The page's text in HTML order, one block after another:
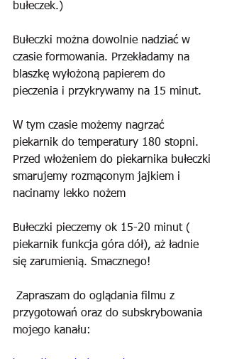
bułeczek.)
Bułeczki można dowolnie nadziać w
czasie formowania. Przekładamy na
blaszkę wyłożoną papierem do
pieczenia i przykrywamy na 15 minut.
W tym czasie możemy nagrzać
piekarnik do temperatury 180 stopni.
Przed włożeniem do piekarnika bułeczki
smarujemy rozmąconym jajkiem i
nacinamy lekko nożem
Bułeczki pieczemy ok 15-20 minut (
piekarnik funkcja góra dół), aż ładnie
się zarumienią. Smacznego!
przygotowań oraz do subskrybowania
mojego kanału: